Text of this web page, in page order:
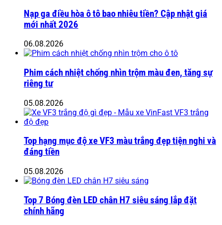
Nạp ga điều hòa ô tô bao nhiêu tiền? Cập nhật giá
mới nhất 2026
06.08.2026
Phim cách nhiệt chống nhìn trộm màu đen, tăng sự
riêng tư
05.08.2026
Top hạng mục độ xe VF3 màu trắng đẹp tiện nghi và
đáng tiền
05.08.2026
Top 7 Bóng đèn LED chân H7 siêu sáng lắp đặt
chính hãng